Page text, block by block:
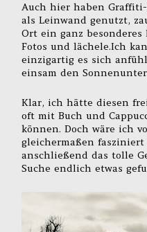
Auch hier haben
als Leinwand genutzt,
Ort ein ganz
Fotos und lächele.Ich
einzigartig es sich
einsam den
Klar, ich hätte diesen
oft mit Buch und
können. Doch wäre ich
gleichermaßen
anschließend das tolle
Suche endlich etwas